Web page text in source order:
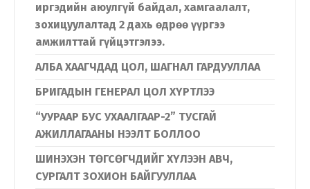
иргэдийн аюулгүй байдал, хамгаалалт,
зохицуулалтад 2 дахь өдрөө үүргээ
амжилттай гүйцэтгэлээ.
АЛБА ХААГЧДАД ЦОЛ, ШАГНАЛ ГАРДУУЛЛАА
БРИГАДЫН ГЕНЕРАЛ ЦОЛ ХҮРТЛЭЭ
“УУРААР БУС УХААЛГААР-2” ТУСГАЙ
АЖИЛЛАГААНЫ НЭЭЛТ БОЛЛОО
ШИНЭХЭН ТӨГСӨГЧДИЙГ ХҮЛЭЭН АВЧ,
СУРГАЛТ ЗОХИОН БАЙГУУЛЛАА